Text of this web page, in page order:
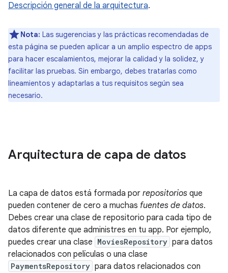
Descripción general de la arquitectura.
Nota: Las sugerencias y las prácticas recomendadas de
esta página se pueden aplicar a un amplio espectro de apps
para hacer escalamientos, mejorar la calidad y la solidez, y
facilitar las pruebas. Sin embargo, debes tratarlas como
lineamientos y adaptarlas a tus requisitos según sea
necesario.
Arquitectura de capa de datos
La capa de datos está formada por repositorios que
pueden contener de cero a muchas fuentes de datos.
Debes crear una clase de repositorio para cada tipo de
datos diferente que administres en tu app. Por ejemplo,
puedes crear una clase MoviesRepository para datos
relacionados con películas o una clase
PaymentsRepository para datos relacionados con